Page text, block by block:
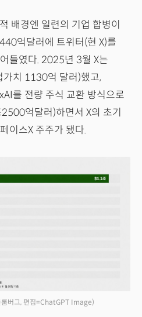
배경엔 일련의 기업 합병이
억달러에 트위터(현 X)를
들였다. 2025년 3월 X는
가치 1130억 달러)했고,
를 전량 주식 교환 방식으로
억달러)하면서 X의 초기
이스X 주주가 됐다.
룸버그, 편집=ChatGPT Image)